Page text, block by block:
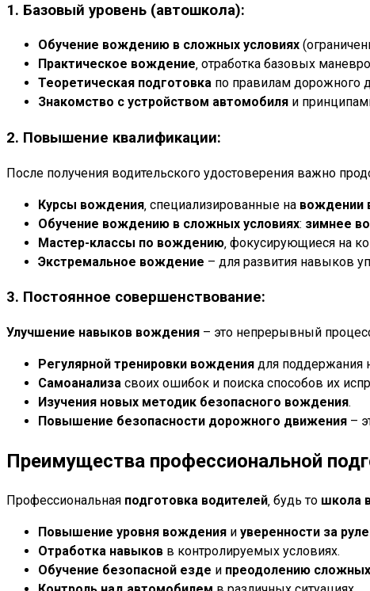
1. Базовый уровень (автошкола):
Обучение вождению в сложных условиях
Практическое вождение‚ отработка базовых
Теоретическая подготовка по правилам дорожного
Знакомство с устройством автомобиля и
2. Повышение квалификации:
После получения водительского удостоверения важно
Курсы вождения ‚ специализированные на вождении
Обучение вождению в сложных условиях: зимнее
Мастер-классы по вождению ‚ фокусирующиеся на
Экстремальное вождение – для развития навыков
3. Постоянное совершенствование:
Улучшение навыков вождения – это непрерывный
Регулярной тренировки вождения для поддержания
Самоанализа своих ошибок и поиска способов их
Изучения новых методик безопасного вождения.
Повышение безопасности дорожного движения –
Преимущества профессиональной
Профессиональная подготовка водителей‚ будь то школа
Повышение уровня вождения и уверенности за
Отработка навыков в контролируемых условиях.
Обучение безопасной езде и преодолению